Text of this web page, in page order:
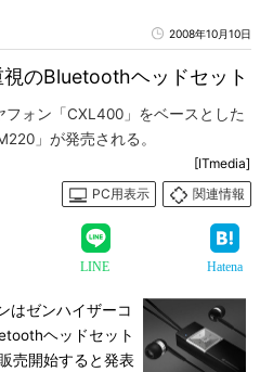
2008年10月10日
のBluetoothヘッドセット
ォン「CXL400」をベースとした
」が発売される。
[ITmedia]
PC用表示
関連情報
LINE Hatena
はゼンハイザーコ
ヘッドセット
売開始すると発表